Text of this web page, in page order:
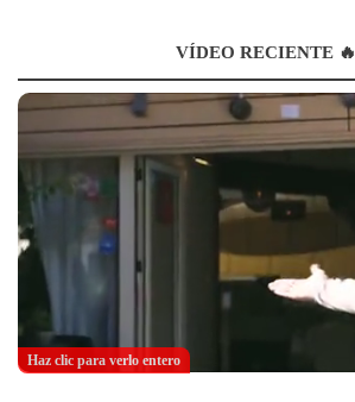
VÍDEO RECIENTE 🔥
Haz clic para verlo entero